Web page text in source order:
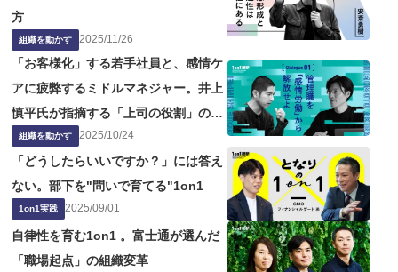
方
組織を動かす 2025/11/26
「お客様化」する若手社員と、感情ケ
アに疲弊するミドルマネジャー。井上
慎平氏が指摘する「上司の役割」の問
題点
組織を動かす 2025/10/24
「どうしたらいいですか？」には答え
ない。部下を"問いで育てる"1on1
1on1実践 2025/09/01
自律性を育む1on1 。富士通が選んだ
「職場起点」の組織変革